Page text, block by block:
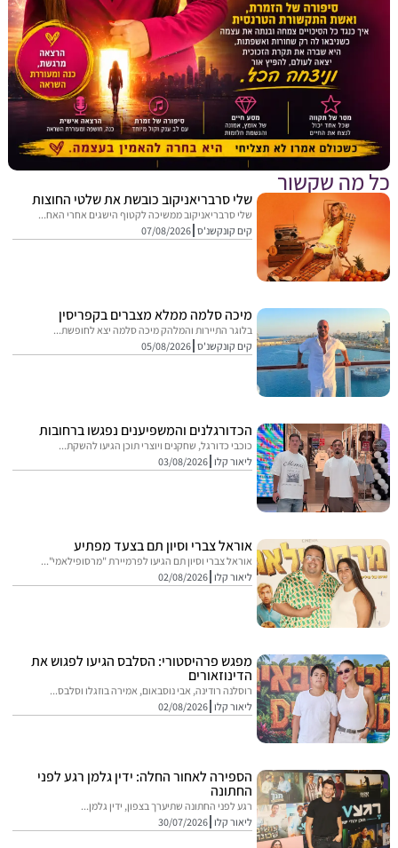
שקשור
שלי סרבריאניקוב כובשת את שלטי החוצות
שלי סרבריאניקוב ממשיכה לקטוף הישגים אחרי האח...
קים קונקשנ'ס 07/08/2026
מיכה סלמה ממלא מצברים בקפריסין
בלוגר התיירות והמלהק מיכה סלמה יצא לחופשת...
קים קונקשנ'ס 05/08/2026
הכדורגלנים והמשפיענים נפגשו ברחובות
כוכבי כדורגל, שחקנים ויוצרי תוכן הגיעו להשקת...
ליאור קלו 03/08/2026
אוראל צברי וסיון תם בצעד מפתיע
אוראל צברי וסיון תם הגיעו לפרמיירת "מרסופילאמי"...
ליאור קלו 02/08/2026
מפגש פרהיסטורי: הסלבס הגיעו לפגוש את
הדינוזאורים
רוסלנה רודינה, אבי נוסבאום, אמירה בוזגלו וסלבס...
ליאור קלו 02/08/2026
הספירה לאחור החלה: ידין גלמן רגע לפני
החתונה
רגע לפני החתונה שתיערך בצפון, ידין גלמן...
ליאור קלו 30/07/2026